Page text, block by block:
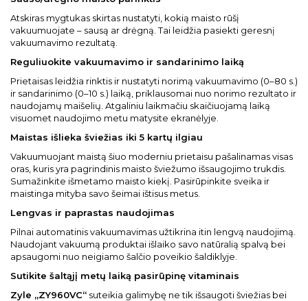
Atskiras mygtukas skirtas nustatyti, kokią maisto rūšį
vakuumuojate – sausą ar drėgną. Tai leidžia pasiekti geresnį
vakuumavimo rezultatą.
Reguliuokite vakuumavimo ir sandarinimo laiką
Prietaisas leidžia rinktis ir nustatyti norimą vakuumavimo (0–80 s.)
ir sandarinimo (0–10 s.) laiką, priklausomai nuo norimo rezultato ir
naudojamų maišelių. Atgaliniu laikmačiu skaičiuojamą laiką
visuomet naudojimo metu matysite ekranėlyje.
Maistas išlieka šviežias iki 5 kartų ilgiau
Vakuumuojant maistą šiuo moderniu prietaisu pašalinamas visas
oras, kuris yra pagrindinis maisto šviežumo išsaugojimo trukdis.
Sumažinkite išmetamo maisto kiekį. Pasirūpinkite sveika ir
maistinga mityba savo šeimai ištisus metus.
Lengvas ir paprastas naudojimas
Pilnai automatinis vakuumavimas užtikrina itin lengvą naudojimą.
Naudojant vakuumą produktai išlaiko savo natūralią spalvą bei
apsaugomi nuo neigiamo šalčio poveikio šaldiklyje.
Sutikite šaltąjį metų laiką pasirūpinę vitaminais
Zyle „ZY960VC“ suteikia galimybę ne tik išsaugoti šviežias bei